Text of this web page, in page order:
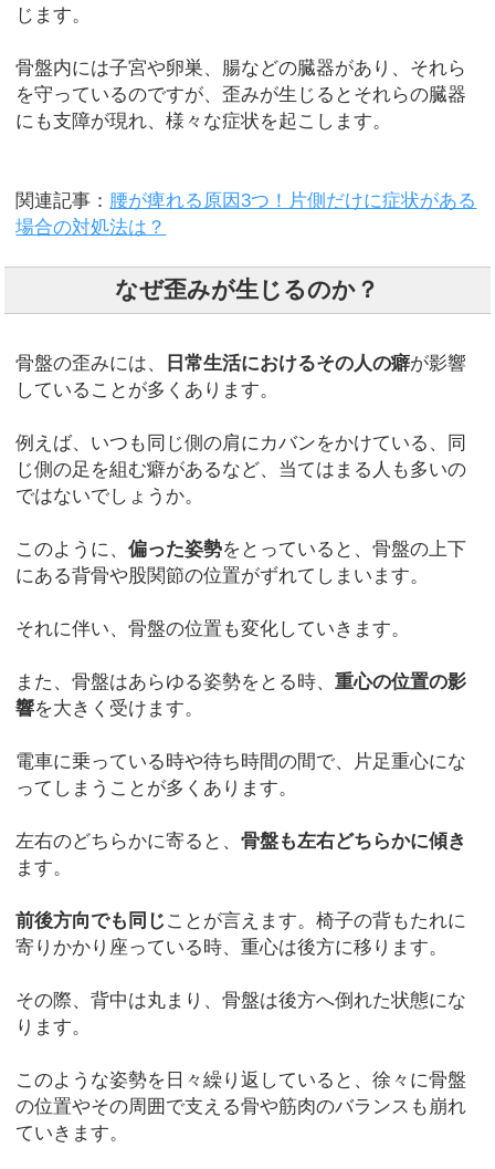
じます。
骨盤内には子宮や卵巣、腸などの臓器があり、それら
を守っているのですが、歪みが生じるとそれらの臓器
にも支障が現れ、様々な症状を起こします。
関連記事： 腰が痺れる原因3つ！片側だけに症状がある
場合の対処法は？
なぜ歪みが生じるのか？
骨盤の歪みには、 日常生活におけるその人の癖が影響
していることが多くあります。
例えば、いつも同じ側の肩にカバンをかけている、同
じ側の足を組む癖があるなど、当てはまる人も多いの
ではないでしょうか。
このように、偏った姿勢をとっていると、骨盤の上下
にある背骨や股関節の位置がずれてしまいます。
それに伴い、骨盤の位置も変化していきます。
また、骨盤はあらゆる姿勢をとる時、重心の位置の影
響を大きく受けます。
電車に乗っている時や待ち時間の間で、片足重心にな
ってしまうことが多くあります。
左右のどちらかに寄ると、骨盤も左右どちらかに傾き
ます。
前後方向でも同じ ことが言えます。椅子の背もたれに
寄りかかり座っている時、重心は後方に移ります。
その際、背中は丸まり、骨盤は後方へ倒れた状態にな
ります。
このような姿勢を日々繰り返していると、徐々に骨盤
の位置やその周囲で支える骨や筋肉のバランスも崩れ
ていきます。